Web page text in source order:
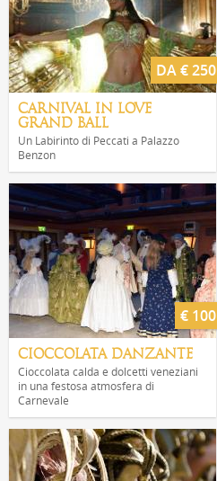
DA € 250
CARNIVAL IN LOVE
GRAND BALL
Un Labirinto di Peccati a Palazzo
Benzon
€ 100
CIOCCOLATA DANZANTE
Cioccolata calda e dolcetti veneziani
in una festosa atmosfera di
Carnevale